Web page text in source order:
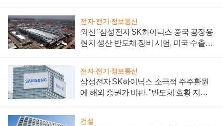
전자·전기·정보통신
외신 "삼성전자 SK하이닉스 중국 공장용
현지 생산 반도체 장비 시험, 미국 수출통
전자·전기·정보통신
삼성전자 SK하이닉스 소극적 주주환원
에 해외 증권가 비판, "반도체 호황 지속
건설